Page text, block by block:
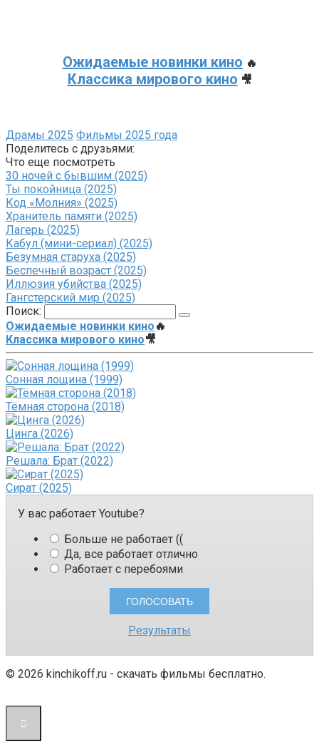
Ожидаемые новинки кино 🔥
Классика мирового кино 🎥
Драмы 2025 Фильмы 2025 года
Поделитесь с друзьями:
Что еще посмотреть
30 ночей с бывшим (2025)
Ты покойница (2025)
Код «Молния» (2025)
Хранитель памяти (2025)
Лагерь (2025)
Кабул (мини-сериал) (2025)
Безумная старуха (2025)
Беспечный возраст (2025)
Иллюзия убийства (2025)
Гангстерский мир (2025)
Поиск:
Ожидаемые новинки кино 🔥
Классика мирового кино🎥
Сонная лощина (1999)
Тёмная сторона (2018)
Цинга (2026)
Решала: Брат (2022)
Сират (2025)
У вас работает Youtube?
Больше не работает ((
Да, все работает отлично
Работает с перебоями
Результаты
© 2026 kinchikoff.ru - скачать фильмы бесплатно.